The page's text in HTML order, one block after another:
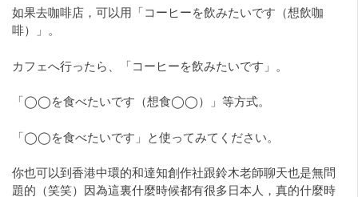
如果去咖啡店，可以用「コーヒーを飲みたいです（想飲咖
啡）」。
カフェへ行ったら、「コーヒーを飲みたいです」。
「◯◯を食べたいです（想食◯◯）」等方式。
「◯◯を食べたいです」と使ってみてください。
你也可以到香港中環的和達知創作社跟鈴木老師聊天也是無問
題的（笑笑）因為這裏什麼時候都有很多日本人，真的什麼時